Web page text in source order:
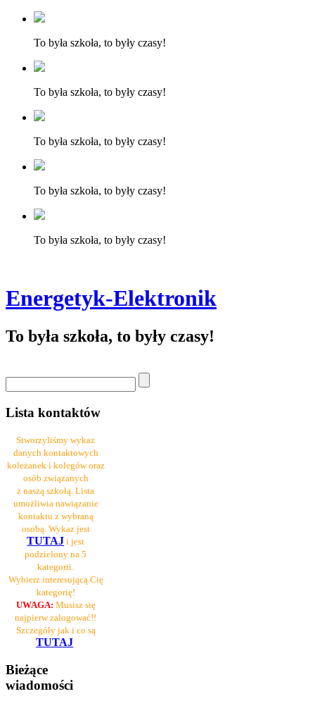
To była szkoła, to były czasy!
To była szkoła, to były czasy!
To była szkoła, to były czasy!
To była szkoła, to były czasy!
To była szkoła, to były czasy!
Energetyk-Elektronik
To była szkoła, to były czasy!
Lista kontaktów
Stworzyliśmy wykaz
danych kontaktowych
koleżanek i kolegów oraz
osób związanych
z naszą szkołą. Lista
umożliwia nawiązanie
kontaktu z wybraną
osobą. Wykaz jest
TUTAJ i jest
podzielony na 5
kategorii.
Wybierz interesującą Cię
kategorię!
UWAGA: Musisz się
najpierw zalogować!!
Szczegóły jak i co są
TUTAJ
Bieżące
wiadomości